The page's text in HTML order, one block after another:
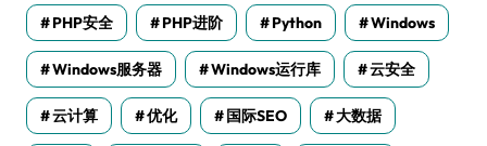
PHP安全 PHP进阶 Python Windows
Windows服务器 Windows运行库 云安全
云计算 优化 国际SEO 大数据